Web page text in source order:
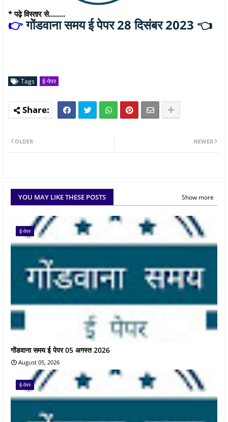
* पढ़े विस्तार से........
👉गोंडवाना समय ई पेपर 28 दिसंबर 2023 👈
Tags ई-पेपर
NEWER
OLDER
YOU MAY LIKE THESE POSTS Show more
ई-पेपर
गोंडवाना समय ई पेपर 05 अगस्त 2026
August 05, 2026
ई-पेपर